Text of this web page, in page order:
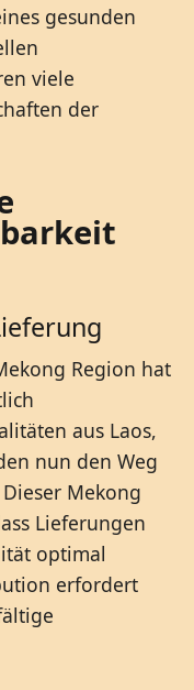
gesunden
viele
der
Region hat
aus Laos,
nun den Weg
Mekong
Lieferungen
optimal
erfordert